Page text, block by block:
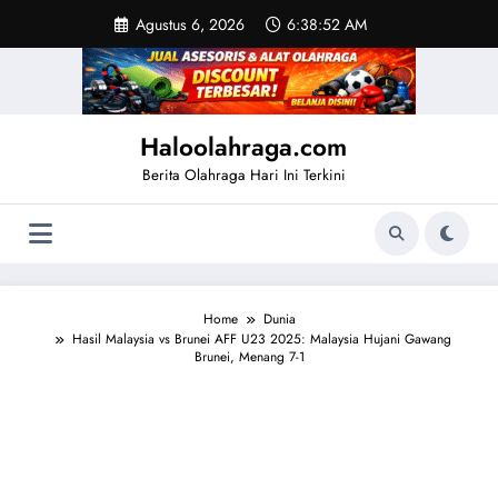
content
Agustus 6, 2026 6:38:53 AM
Haloolahraga.com
Berita Olahraga Hari Ini Terkini
Home
Dunia
Hasil Malaysia vs Brunei AFF U23 2025: Malaysia Hujani Gawang
Brunei, Menang 7-1